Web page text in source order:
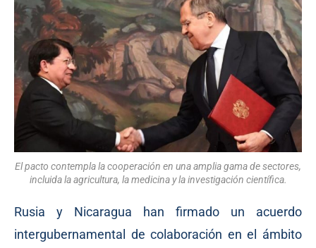
El pacto contempla la cooperación en una amplia gama de sectores,
incluida la agricultura, la medicina y la investigación científica.
Rusia y Nicaragua han firmado un acuerdo
intergubernamental de colaboración en el ámbito